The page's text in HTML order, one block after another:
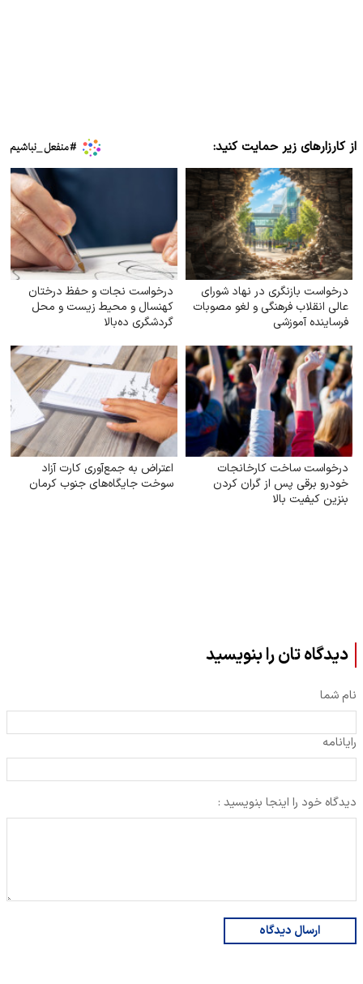
از کارزارهای زیر حمایت کنید:
درخواست بازنگری در نهاد شورای
عالی انقلاب فرهنگی و لغو مصوبات
فرساینده آموزشی
درخواست نجات و حفظ درختان
کهنسال و محیط زیست و محل
گردشگری ده‌بالا
درخواست ساخت کارخانجات
خودرو برقی پس از گران کردن
بنزین کیفیت بالا
اعتراض به جمع‌آوری کارت آزاد
سوخت جایگاه‌های جنوب کرمان
دیدگاه تان را بنویسید
نام شما
رایانامه
دیدگاه خود را اینجا بنویسید :
ارسال دیدگاه